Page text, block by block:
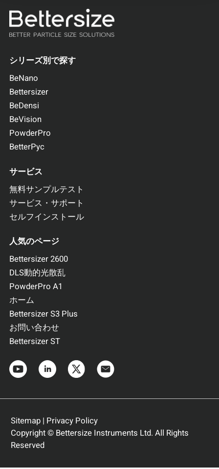
シリーズ別で探す
BeNano
Bettersizer
BeDensi
BeVision
PowderPro
BetterPyc
サービス
無料サンプルテスト
サービス・サポート
セルフインストール
人気のページ
Bettersizer 2600
DLS動的光散乱
PowderPro A1
ホーム
Bettersizer S3 Plus
お問い合わせ
Bettersizer ST
Sitemap| Privacy Policy
Copyright © Bettersize Instruments Ltd. All Rights
Reserved